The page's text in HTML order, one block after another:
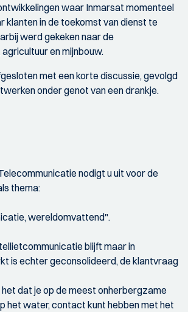
waar Inmarsat momenteel
klanten in de toekomst van dienst te
werd gekeken naar de
en mijnbouw.
met een korte discussie, gevolgd
onder genot van een drankje.
nodigt u uit voor de
thema:
wereldomvattend".
blijft maar in
is echter geconsolideerd, de klantvraag
dat je op de meest onherbergzame
het water, contact kunt hebben met het